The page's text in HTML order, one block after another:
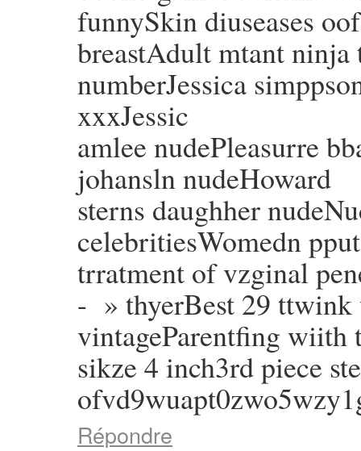
funnySkin diuseases
breastAdult mtant
numberJessica
xxxJessic
amlee nudePleasurre
johansln nudeHoward
sterns daughher
celebritiesWomedn
trratment of vzginal
- » thyerBest 29 ttwink
vintageParentfing wiith
sikze 4 inch3rd piece
Répondre